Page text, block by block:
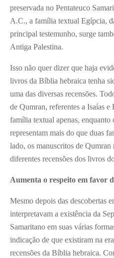
preservada no Pentateuco
A.C., a família textual Egípcia,
principal testemunho, surge
Antiga Palestina.
Isso não quer dizer que haja
livros da Bíblia hebraica tenha
uma das diversas recensões.
de Qumran, referentes a Isaías e
família textual apenas, enquanto
representam mais do que duas
lado, os manuscritos de
diferentes recensões dos livros
Aumenta o respeito em favor
Mesmo depois das descobertas
interpretavam a existência da
Samaritano em suas várias
indicação de que existiram na
recensões da Bíblia hebraica.